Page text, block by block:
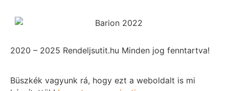
2020 – 2025 Rendeljsutit.hu Minden jog fenntartva!
Büszkék vagyunk rá, hogy ezt a weboldalt is mi